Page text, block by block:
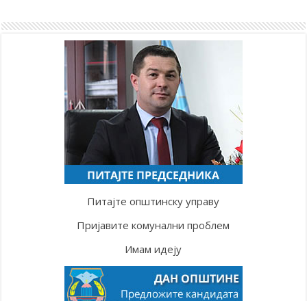
Питајте општинску управу
Пријавите комунални проблем
Имам идеју